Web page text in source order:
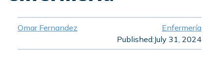
Omar Fernandez
Enfermería
Published:July 31, 2024